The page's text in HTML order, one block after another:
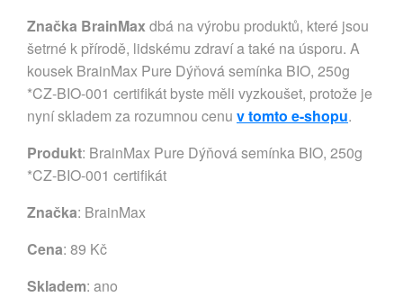
Značka BrainMax dbá na výrobu produktů, které jsou
šetrné k přírodě, lidskému zdraví a také na úsporu. A
kousek BrainMax Pure Dýňová semínka BIO, 250g
*CZ-BIO-001 certifikát byste měli vyzkoušet, protože je
nyní skladem za rozumnou cenu v tomto e-shopu.
Produkt: BrainMax Pure Dýňová semínka BIO, 250g
*CZ-BIO-001 certifikát
Značka: BrainMax
Cena: 89 Kč
Skladem: ano